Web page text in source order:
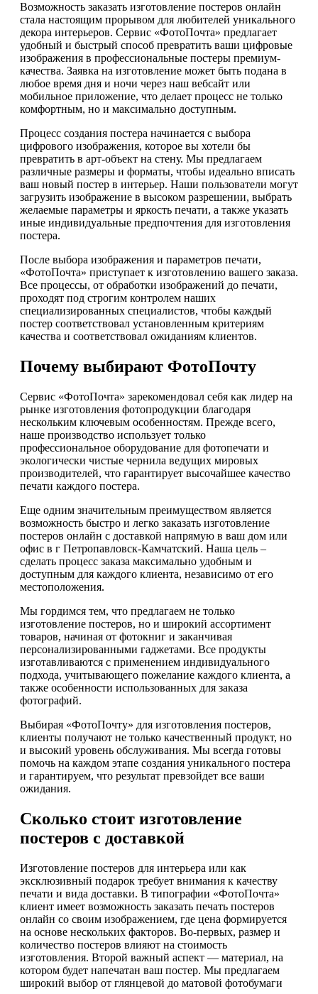
Возможность заказать изготовление постеров онлайн
стала настоящим прорывом для любителей уникального
декора интерьеров. Сервис «ФотоПочта» предлагает
удобный и быстрый способ превратить ваши цифровые
изображения в профессиональные постеры премиум-
качества. Заявка на изготовление может быть подана в
любое время дня и ночи через наш вебсайт или
мобильное приложение, что делает процесс не только
комфортным, но и максимально доступным.
Процесс создания постера начинается с выбора
цифрового изображения, которое вы хотели бы
превратить в арт-объект на стену. Мы предлагаем
различные размеры и форматы, чтобы идеально вписать
ваш новый постер в интерьер. Наши пользователи могут
загрузить изображение в высоком разрешении, выбрать
желаемые параметры и яркость печати, а также указать
иные индивидуальные предпочтения для изготовления
постера.
После выбора изображения и параметров печати,
«ФотоПочта» приступает к изготовлению вашего заказа.
Все процессы, от обработки изображений до печати,
проходят под строгим контролем наших
специализированных специалистов, чтобы каждый
постер соответствовал установленным критериям
качества и соответствовал ожиданиям клиентов.
Почему выбирают ФотоПочту
Сервис «ФотоПочта» зарекомендовал себя как лидер на
рынке изготовления фотопродукции благодаря
нескольким ключевым особенностям. Прежде всего,
наше производство использует только
профессиональное оборудование для фотопечати и
экологически чистые чернила ведущих мировых
производителей, что гарантирует высочайшее качество
печати каждого постера.
Еще одним значительным преимуществом является
возможность быстро и легко заказать изготовление
постеров онлайн с доставкой напрямую в ваш дом или
офис в г Петропавловск-Камчатский. Наша цель –
сделать процесс заказа максимально удобным и
доступным для каждого клиента, независимо от его
местоположения.
Мы гордимся тем, что предлагаем не только
изготовление постеров, но и широкий ассортимент
товаров, начиная от фотокниг и заканчивая
персонализированными гаджетами. Все продукты
изготавливаются с применением индивидуального
подхода, учитывающего пожелание каждого клиента, а
также особенности использованных для заказа
фотографий.
Выбирая «ФотоПочту» для изготовления постеров,
клиенты получают не только качественный продукт, но
и высокий уровень обслуживания. Мы всегда готовы
помочь на каждом этапе создания уникального постера
и гарантируем, что результат превзойдет все ваши
ожидания.
Сколько стоит изготовление
постеров с доставкой
Изготовление постеров для интерьера или как
эксклюзивный подарок требует внимания к качеству
печати и вида доставки. В типографии «ФотоПочта»
клиент имеет возможность заказать печать постеров
онлайн со своим изображением, где цена формируется
на основе нескольких факторов. Во-первых, размер и
количество постеров влияют на стоимость
изготовления. Второй важный аспект — материал, на
котором будет напечатан ваш постер. Мы предлагаем
широкий выбор от глянцевой до матовой фотобумаги